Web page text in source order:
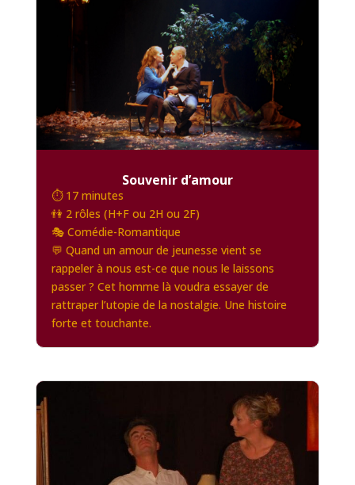
Souvenir d’amour
⏱️ 17 minutes
👫 2 rôles (H+F ou 2H ou 2F)
🎭 Comédie-Romantique
💬 Quand un amour de jeunesse vient se
rappeler à nous est-ce que nous le laissons
passer ? Cet homme là voudra essayer de
rattraper l’utopie de la nostalgie. Une histoire
forte et touchante.